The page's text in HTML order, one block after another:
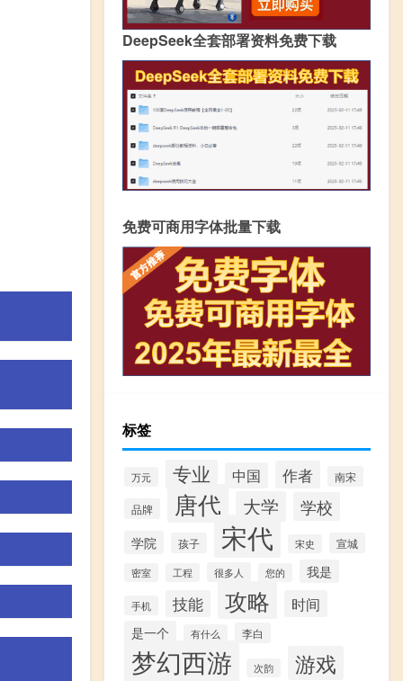
DeepSeek全套部署资料免费下载
免费可商用字体批量下载
标签
万元 专业 中国 作者 南宋
品牌 唐代 大学 学校
学院 孩子 宋代 宋史 宣城
密室 工程 很多人 您的 我是
手机 技能 攻略 时间
是一个 有什么 李白
梦幻西游 次韵 游戏